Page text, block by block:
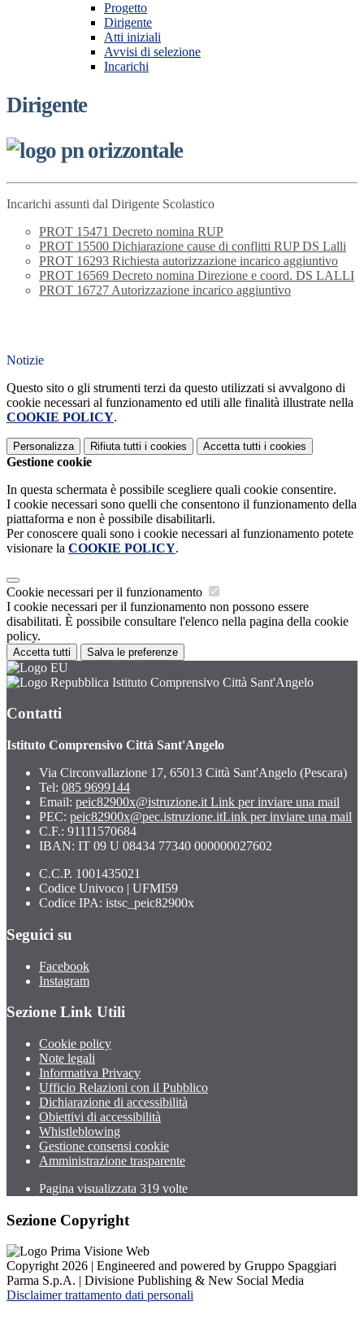
Progetto
Dirigente
Atti iniziali
Avvisi di selezione
Incarichi
Dirigente
Incarichi assunti dal Dirigente Scolastico
PROT 15471 Decreto nomina RUP
PROT 15500 Dichiarazione cause di conflitti RUP DS Lalli
PROT 16293 Richiesta autorizzazione incarico aggiuntivo
PROT 16569 Decreto nomina Direzione e coord. DS LALLI
PROT 16727 Autorizzazione incarico aggiuntivo
Notizie
Questo sito o gli strumenti terzi da questo utilizzati si avvalgono di
cookie necessari al funzionamento ed utili alle finalità illustrate nella
COOKIE POLICY.
Personalizza Rifiuta tutti i cookies Accetta tutti i cookies
Gestione cookie
In questa schermata è possibile scegliere quali cookie consentire.
I cookie necessari sono quelli che consentono il funzionamento della
piattaforma e non è possibile disabilitarli.
Per conoscere quali sono i cookie necessari al funzionamento potete
visionare la COOKIE POLICY.
Cookie necessari per il funzionamento
I cookie necessari per il funzionamento non possono essere
disabilitati. È possibile consultare l'elenco nella pagina della cookie
policy.
Accetta tutti Salva le preferenze
Istituto Comprensivo Città Sant'Angelo
Contatti
Istituto Comprensivo Città Sant'Angelo
Via Circonvallazione 17, 65013 Città Sant'Angelo (Pescara)
Tel: 085 9699144
Email: peic82900x@istruzione.it Link per inviare una mail
PEC: peic82900x@pec.istruzione.itLink per inviare una mail
C.F.: 91111570684
IBAN: IT 09 U 08434 77340 000000027602
C.C.P. 1001435021
Codice Univoco | UFMI59
Codice IPA: istsc_peic82900x
Seguici su
Facebook
Instagram
Sezione Link Utili
Cookie policy
Note legali
Informativa Privacy
Ufficio Relazioni con il Pubblico
Dichiarazione di accessibilità
Obiettivi di accessibilità
Whistleblowing
Gestione consensi cookie
Amministrazione trasparente
Pagina visualizzata 319 volte
Sezione Copyright
Copyright 2026 | Engineered and powered by Gruppo Spaggiari
Parma S.p.A. | Divisione Publishing & New Social Media
Disclaimer trattamento dati personali